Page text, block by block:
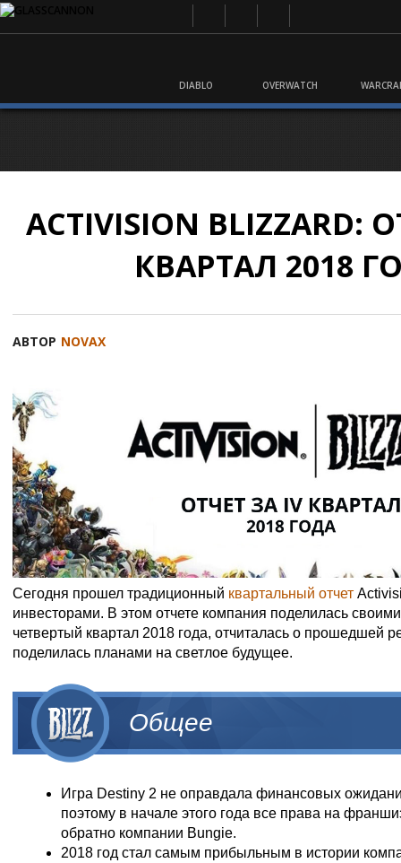
DIABLO OVERWATCH
ACTIVISION BLIZZARD:
КВАРТАЛ 2018
АВТОР NOVAX
Сегодня прошел традиционный квартальный отчет
инвесторами. В этом отчете компания поделилась
четвертый квартал 2018 года, отчиталась о прошедшей
поделилась планами на светлое будущее.
Общее
Игра Destiny 2 не оправдала финансовых
поэтому в начале этого года все права на
обратно компании Bungie.
2018 год стал самым прибыльным в истории